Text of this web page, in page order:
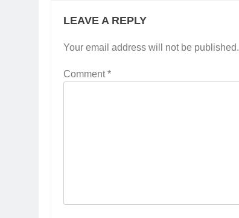
LEAVE A REPLY
Your email address will not be published.
Comment*